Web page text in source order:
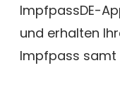
ImpfpassDE-
und erhalten
Impfpass samt